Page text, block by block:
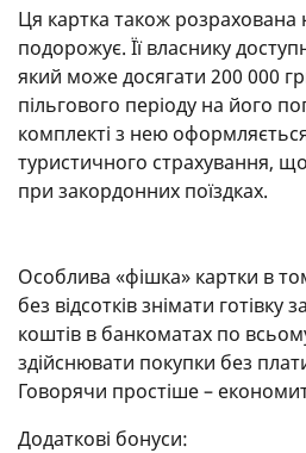
Ця картка також розрахована
подорожує. Її власнику
який може досягати 200 000
пільгового періоду на його
комплекті з нею
туристичного страхування,
при закордонних поїздках.
Особлива «фішка» картки в
без відсотків знімати готівку
коштів в банкоматах по
здійснювати покупки без
Говорячи простіше –
Додаткові бонуси: